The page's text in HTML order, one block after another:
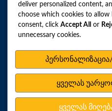
ჩვენი აქციები
როგორ მოვემზადოთ
სარედაქციო
deliver personalized content,
choose which cookies to allow
consent, click Accept All or
unnecessary cookies.
ყველას
ყველას